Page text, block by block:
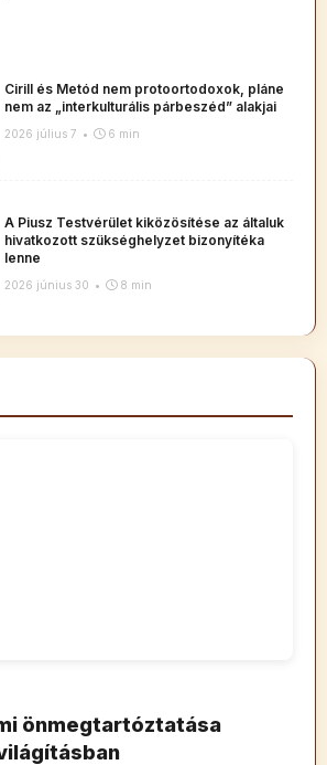
Cirill és Metód nem protoortodoxok, pláne
nem az „interkulturális párbeszéd” alakjai
2026 július 7 • 6 min
A Piusz Testvérület kiközösítése az általuk
hivatkozott szükséghelyzet bizonyítéka
lenne
2026 június 30 • 8 min
önmegtartóztatása